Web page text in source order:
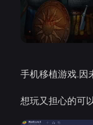
手机移植游戏.因
想玩又担心的可